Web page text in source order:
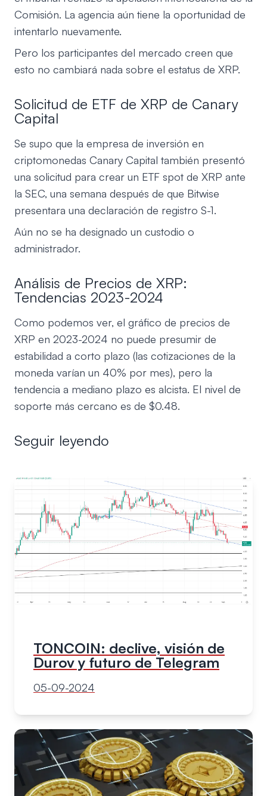
Comisión. La agencia aún tiene la oportunidad de
intentarlo nuevamente.
Pero los participantes del mercado creen que
esto no cambiará nada sobre el estatus de XRP.
Solicitud de ETF de XRP de Canary
Capital
Se supo que la empresa de inversión en
criptomonedas Canary Capital también presentó
una solicitud para crear un ETF spot de XRP ante
la SEC, una semana después de que Bitwise
presentara una declaración de registro S-1.
Aún no se ha designado un custodio o
administrador.
Análisis de Precios de XRP:
Tendencias 2023-2024
Como podemos ver, el gráfico de precios de
XRP en 2023-2024 no puede presumir de
estabilidad a corto plazo (las cotizaciones de la
moneda varían un 40% por mes), pero la
tendencia a mediano plazo es alcista. El nivel de
soporte más cercano es de $0.48.
Seguir leyendo
TONCOIN: declive, visión de
Durov y futuro de Telegram
05-09-2024